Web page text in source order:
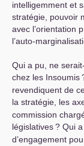
intelligemment et
stratégie, pouvoir
avec l’orientation
l’auto-
Qui a pu, ne
chez les Insoumis
revendiquent de
la stratégie, les
commission
législatives? Qui
d’engagement